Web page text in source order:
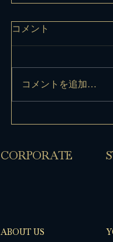
コメント
コメントを追加…
​CORPORATE
ABOUT US